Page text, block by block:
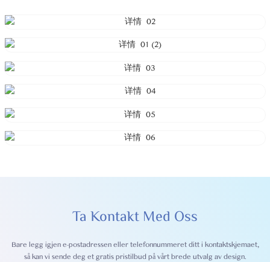
Ta Kontakt Med Oss
Bare legg igjen e-postadressen eller telefonnummeret ditt i kontaktskjemaet,
så kan vi sende deg et gratis pristilbud på vårt brede utvalg av design.